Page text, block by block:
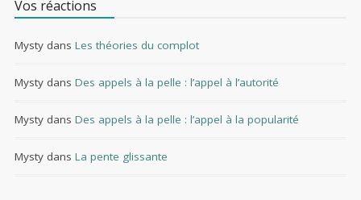
Vos réactions
Mysty dans Les théories du complot
Mysty dans Des appels à la pelle : l’appel à l’autorité
Mysty dans Des appels à la pelle : l’appel à la popularité
Mysty dans La pente glissante